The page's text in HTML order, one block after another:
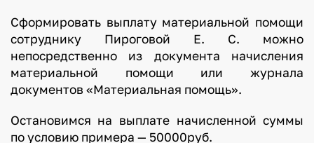
Сформировать выплату материальной помощи
сотруднику Пироговой Е. С. можно
непосредственно из документа начисления
материальной помощи или журнала
документов «Материальная помощь».
Остановимся на выплате начисленной суммы
по условию примера — 50000руб.